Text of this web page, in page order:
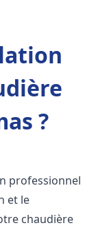
?
professionnel
et le
chaudière